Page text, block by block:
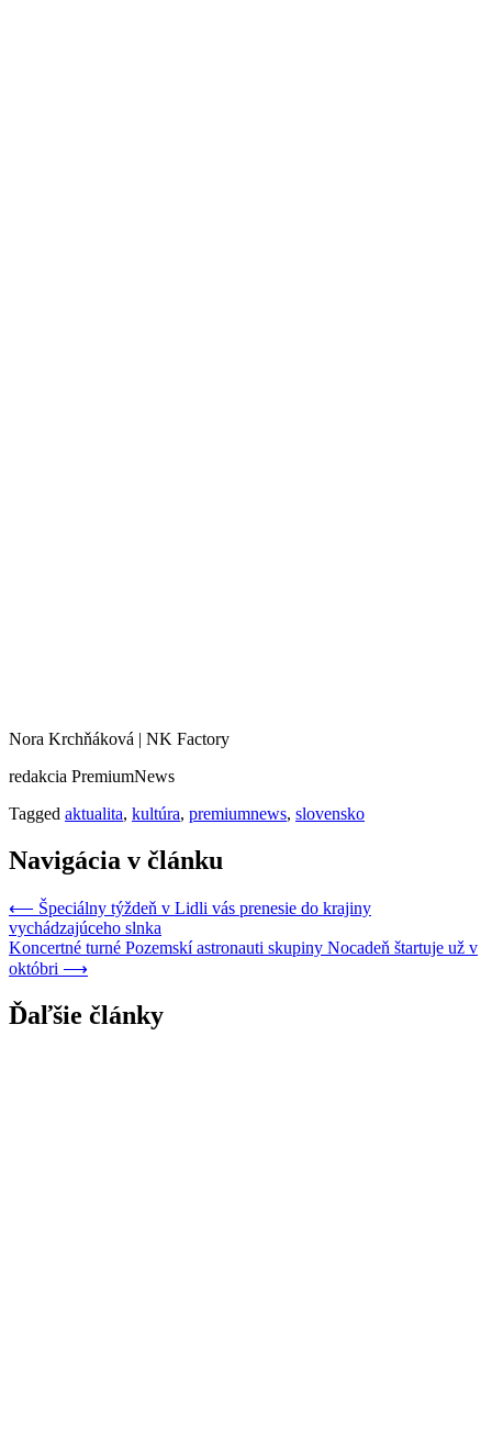
Nora Krchňáková | NK Factory
redakcia PremiumNews
Tagged aktualita, kultúra, premiumnews, slovensko
Navigácia v článku
⟵ Špeciálny týždeň v Lidli vás prenesie do krajiny
vychádzajúceho slnka
Koncertné turné Pozemskí astronauti skupiny Nocadeň štartuje už v
októbri ⟶
Ďaľšie články